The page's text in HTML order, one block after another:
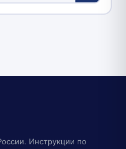
Инструкции по